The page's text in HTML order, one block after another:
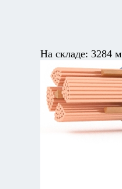
На складе: 3284 м